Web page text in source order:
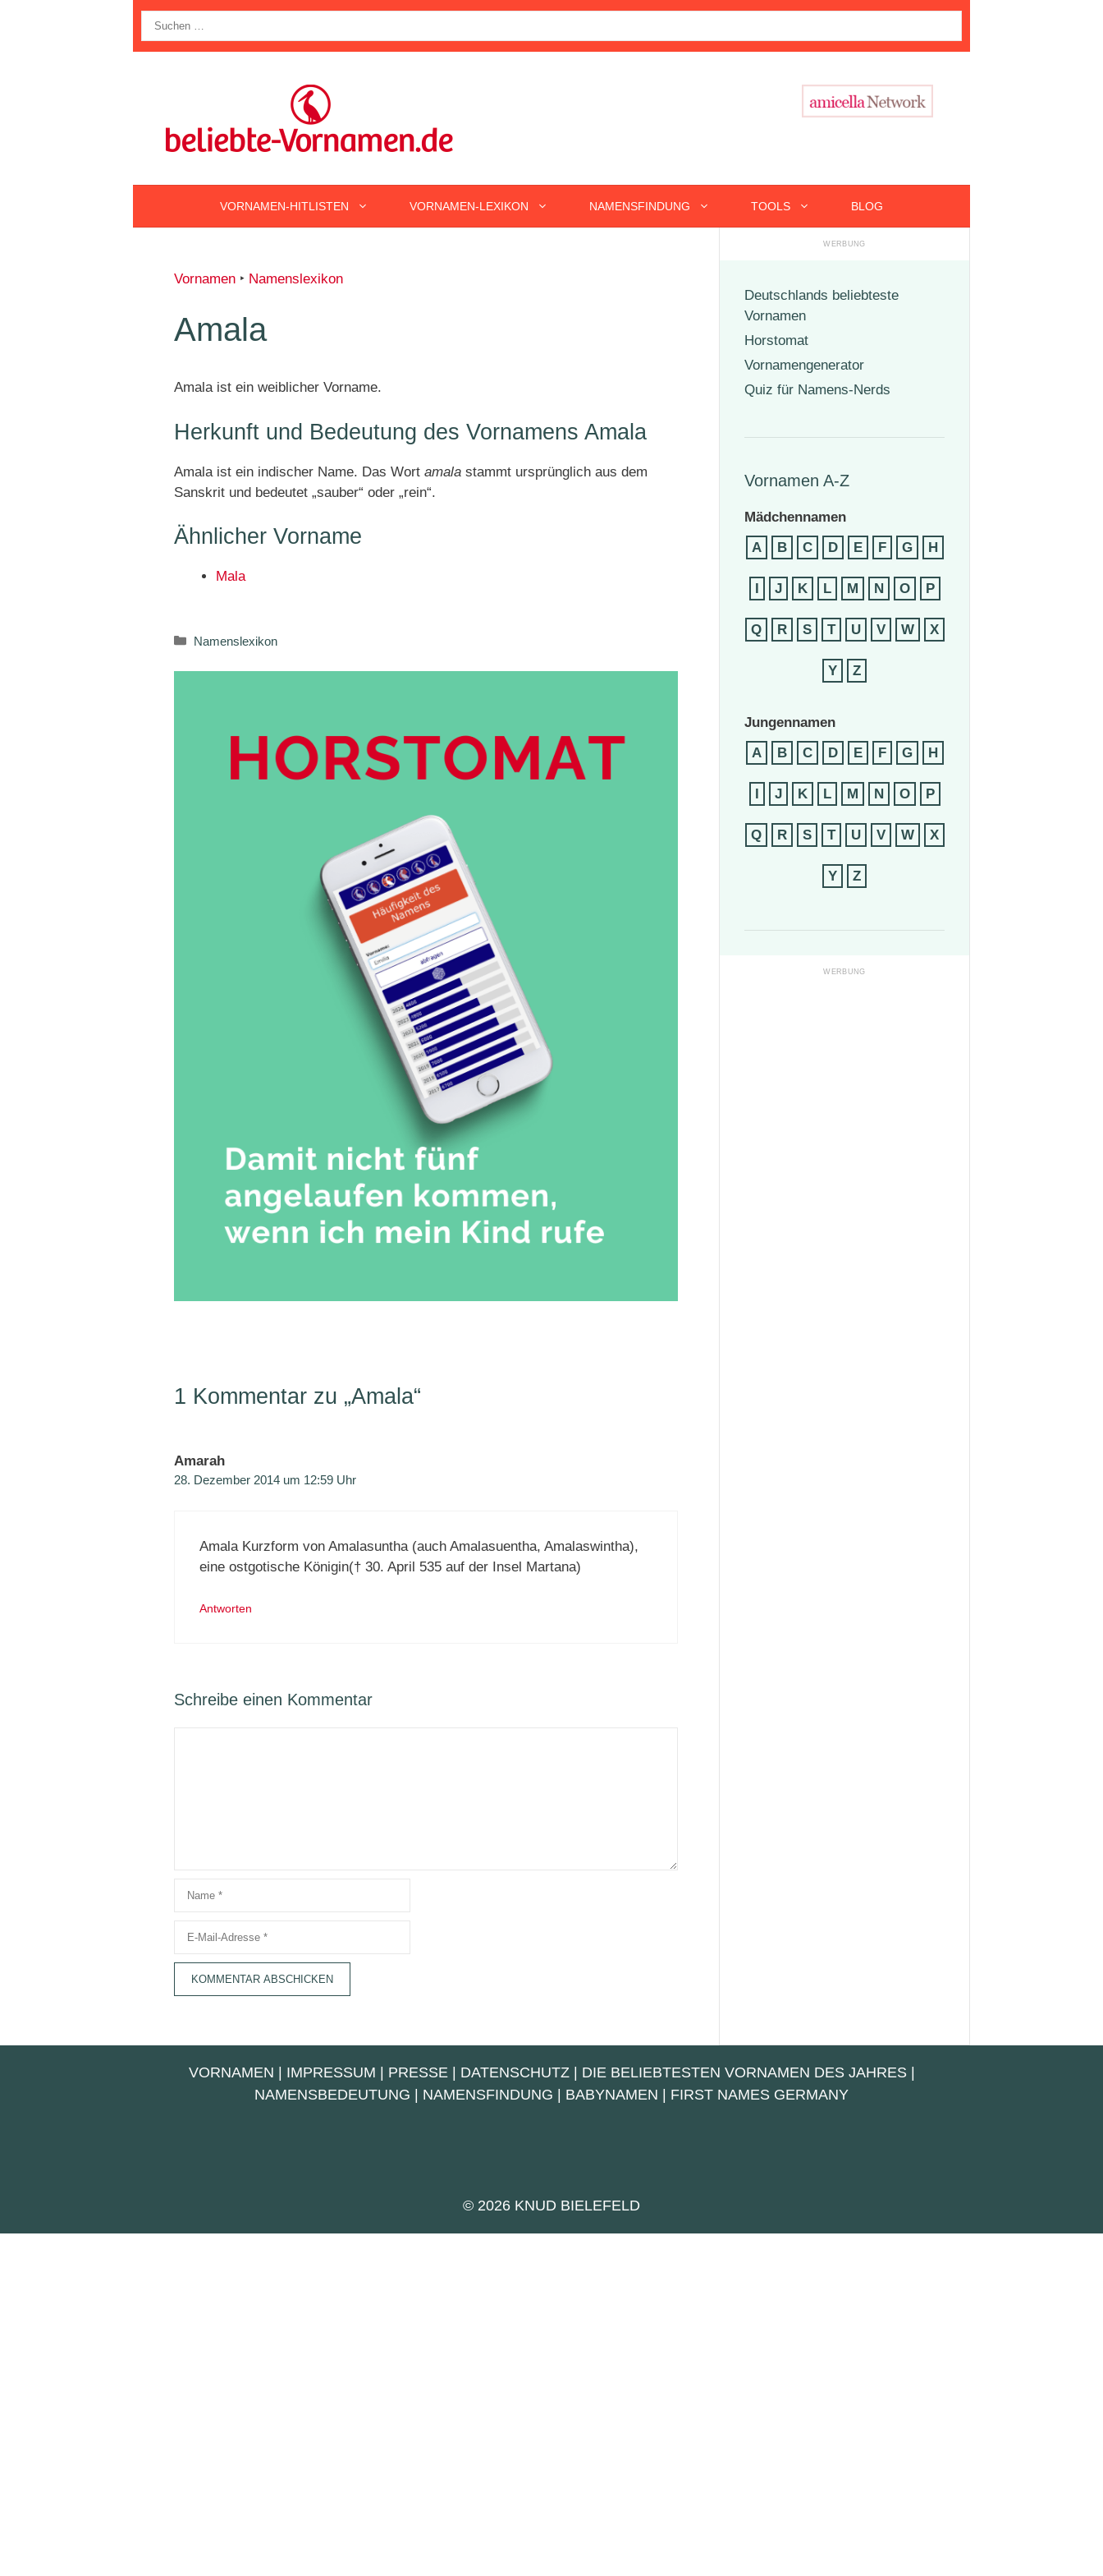
nach:
VORNAMEN-HITLISTEN VORNAMEN-LEXIKON NAMENSFINDUNG TOOLS BLOG
Vornamen ‣ Namenslexikon
Amala
Amala ist ein weiblicher Vorname.
Herkunft und Bedeutung des Vornamens Amala
Amala ist ein indischer Name. Das Wort amala stammt ursprünglich aus dem
Sanskrit und bedeutet „sauber“ oder „rein“.
Ähnlicher Vorname
Mala
Kategorien
Namenslexikon
1 Kommentar zu „Amala“
Amarah
28. Dezember 2014 um 12:59 Uhr
Amala Kurzform von Amalasuntha (auch Amalasuentha, Amalaswintha),
eine ostgotische Königin(† 30. April 535 auf der Insel Martana)
Antworten
Schreibe einen Kommentar
Name
Deutschlands beliebteste
Vornamen
Horstomat
Vornamengenerator
Quiz für Namens-Nerds
Vornamen A-Z
Mädchennamen
A
B C D E F G H
I J K L M N O P
Q R S T U V W X
Y Z
Jungennamen
A
B C D E F G H
I J K L M N O P
Q R S T U V W X
Y Z
VORNAMEN | IMPRESSUM | PRESSE | DATENSCHUTZ| DIE BELIEBTESTEN VORNAMEN DES JAHRES|
NAMENSBEDEUTUNG | NAMENSFINDUNG | BABYNAMEN | FIRST NAMES GERMANY
© 2026 KNUD BIELEFELD